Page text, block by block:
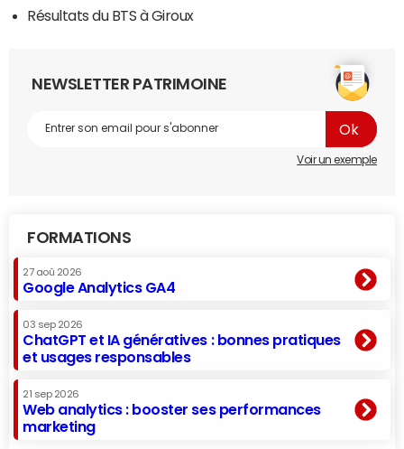
Résultats du BTS à Giroux
NEWSLETTER PATRIMOINE
Voir un exemple
FORMATIONS
27 aoû 2026
Google Analytics GA4
03 sep 2026
ChatGPT et IA génératives : bonnes pratiques
et usages responsables
21 sep 2026
Web analytics : booster ses performances
marketing